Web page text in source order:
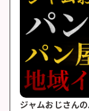
ジャムおじさん